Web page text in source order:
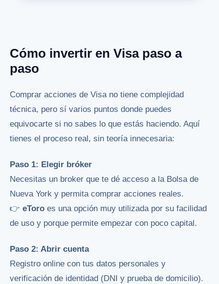
Cómo invertir en Visa paso a
paso
Comprar acciones de Visa no tiene complejidad
técnica, pero sí varios puntos donde puedes
equivocarte si no sabes lo que estás haciendo. Aquí
tienes el proceso real, sin teoría innecesaria:
Paso 1: Elegir bróker
Necesitas un broker que te dé acceso a la Bolsa de
Nueva York y permita comprar acciones reales.
👉 eToro es una opción muy utilizada por su facilidad
de uso y porque permite empezar con poco capital.
Paso 2: Abrir cuenta
Registro online con tus datos personales y
verificación de identidad (DNI y prueba de domicilio).